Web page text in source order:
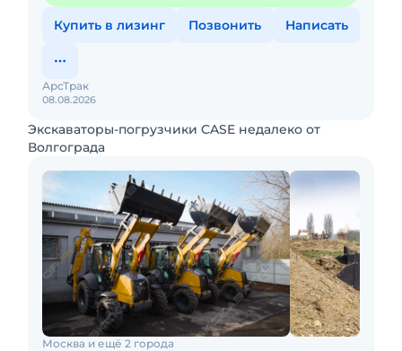
Купить в лизинг Позвонить Написать
08.08.2026
АрсТрак
Экскаваторы-погрузчики CASE недалеко от
Волгограда
Москва и ещё 2 города